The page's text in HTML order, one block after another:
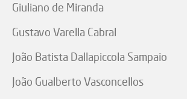
Giuliano de Miranda
Gustavo Varella Cabral
João Batista Dallapiccola Sampaio
João Gualberto Vasconcellos